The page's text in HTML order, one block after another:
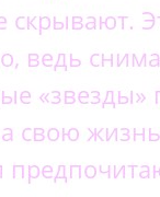
скрывают.
ведь
«звезды»
свою